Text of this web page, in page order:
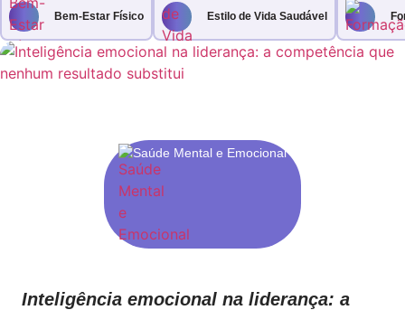
Bem-Estar Físico Estilo de Vida Saudável
Saúde Mental e Emocional
Inteligência emocional na liderança: a